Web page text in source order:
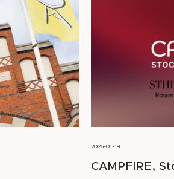
2026-01-19
CAMPFIRE,